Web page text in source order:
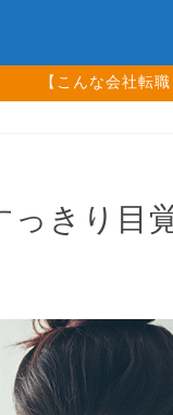
【こんな会社転
っきり目